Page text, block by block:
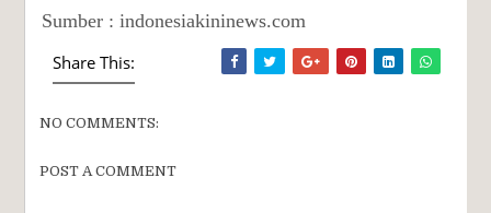
Sumber : indonesiakininews.com
Share This:
NO COMMENTS:
POST A COMMENT